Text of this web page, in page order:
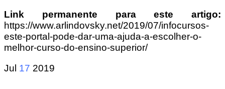
Link permanente para este artigo:
https://www.arlindovsky.net/2019/07/infocursos-
este-portal-pode-dar-uma-ajuda-a-escolher-o-
melhor-curso-do-ensino-superior/
Jul 17 2019